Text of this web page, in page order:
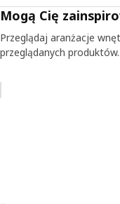
Mogą Cię
Przeglądaj aranżacje
przeglądanych produktów.